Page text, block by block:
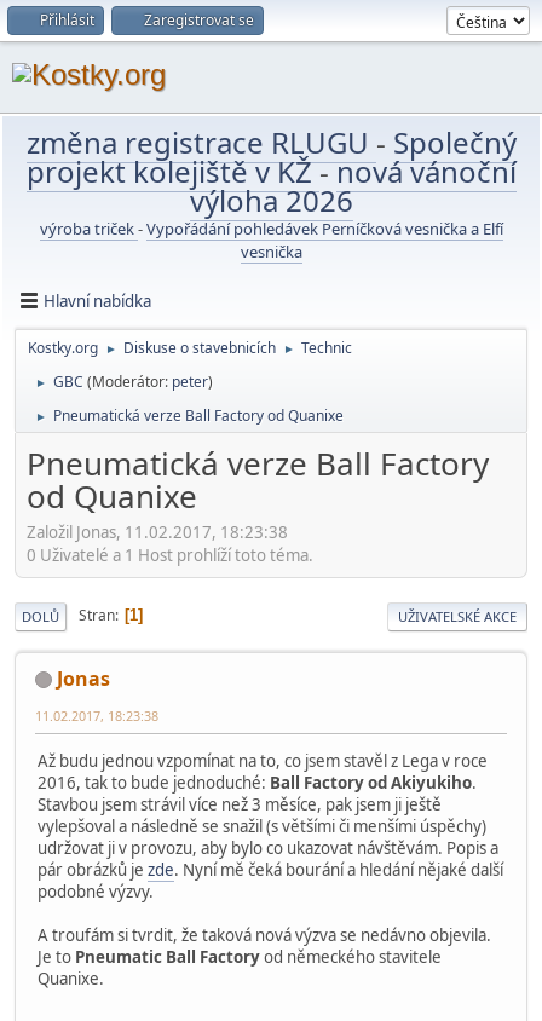
Přihlásit Zaregistrovat se
změna registrace RLUGU - Společný
projekt kolejiště v KŽ-nová vánoční
výloha 2026
výroba triček-Vypořádání pohledávek Perníčková vesnička a Elfí
vesnička
Hlavní nabídka
Kostky.org ► Diskuse o stavebnicích ► Technic
► GBC (Moderátor: peter)
► Pneumatická verze Ball Factory od Quanixe
Pneumatická verze Ball Factory
od Quanixe
Založil Jonas, 11.02.2017, 18:23:38
0 Uživatelé a 1 Host prohlíží toto téma.
DOLŮ Stran 1 UŽIVATELSKÉ AKCE
Jonas
11.02.2017, 18:23:38
Až budu jednou vzpomínat na to, co jsem stavěl z Lega v roce
2016, tak to bude jednoduché: Ball Factory od Akiyukiho.
Stavbou jsem strávil více než 3 měsíce, pak jsem ji ještě
vylepšoval a následně se snažil (s většími či menšími úspěchy)
udržovat ji v provozu, aby bylo co ukazovat návštěvám. Popis a
pár obrázků je zde. Nyní mě čeká bourání a hledání nějaké další
podobné výzvy.
A troufám si tvrdit, že taková nová výzva se nedávno objevila.
Je to Pneumatic Ball Factoryod německého stavitele
Quanixe.